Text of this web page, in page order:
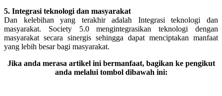
5. Integrasi teknologi dan masyarakat
Dan kelebihan yang terakhir adalah Integrasi teknologi dan
masyarakat. Society 5.0 mengintegrasikan teknologi dengan
masyarakat secara sinergis sehingga dapat menciptakan manfaat
yang lebih besar bagi masyarakat.
Jika anda merasa artikel ini bermanfaat, bagikan ke pengikut
anda melalui tombol dibawah ini: